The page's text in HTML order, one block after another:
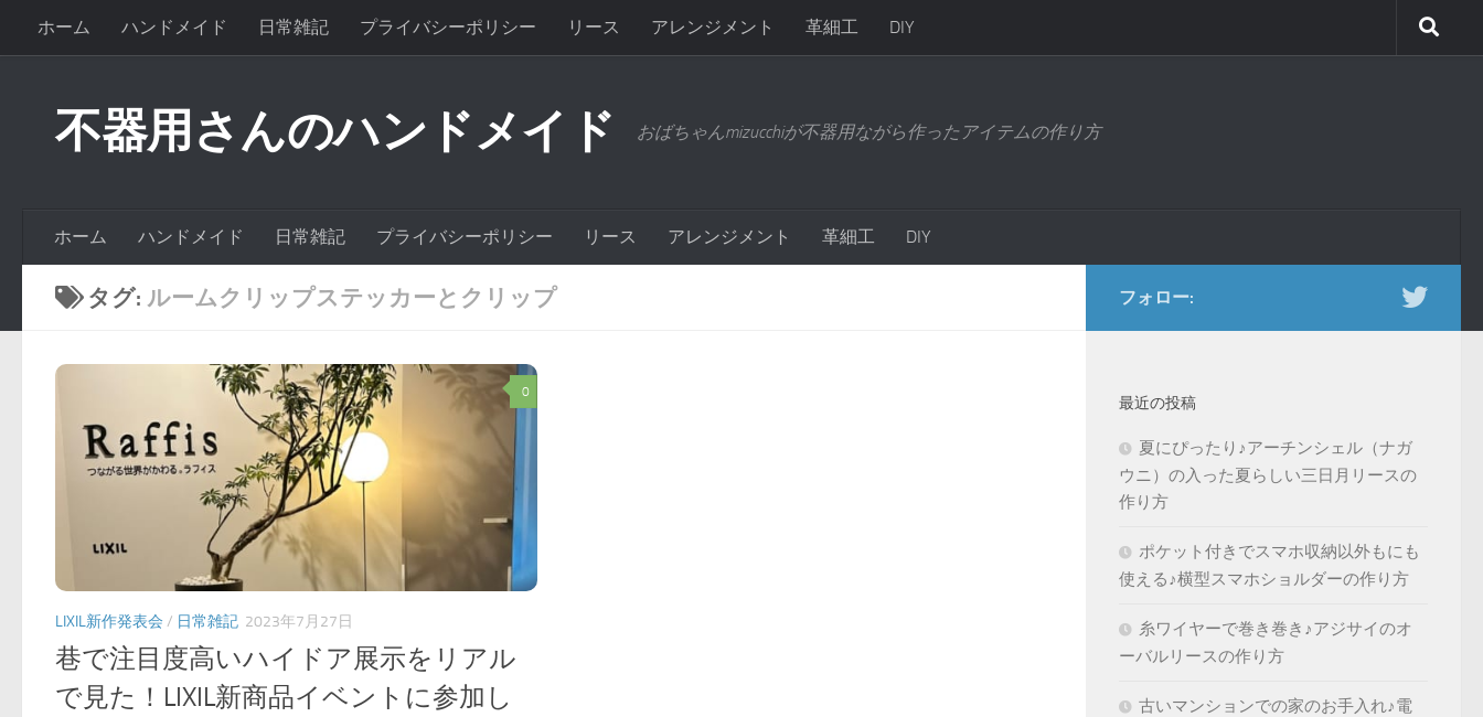
ホーム ハンドメイド 日常雑記 プライバシーポリシー リース アレンジメント 革細工 DIY
不器用さんのハンドメイド おばちゃんmizucchiが不器用ながら作ったアイテムの作り方
ホーム ハンドメイド 日常雑記 プライバシーポリシー リース アレンジメント 革細工 DIY
タグ: ルームクリップステッカーとクリップ
0
LIXIL新作発表会 / 日常雑記 2023年7月27日
巷で注目度高いハイドア展示をリアル
で見た！LIXIL新商品イベントに参加し
フォロー:
最近の投稿
夏にぴったり♪アーチンシェル（ナガ
ウニ）の入った夏らしい三日月リースの
作り方
ポケット付きでスマホ収納以外もにも
使える♪横型スマホショルダーの作り方
糸ワイヤーで巻き巻き♪アジサイのオ
ーバルリースの作り方
古いマンションでの家のお手入れ♪電